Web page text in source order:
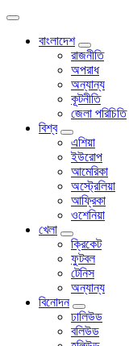
বাংলাদেশ
রাজনীতি
অপরাধ
অন্যান্য
কূটনীতি
জেলা পরিচিতি
বিশ্ব
এশিয়া
ইউরোপ
আমেরিকা
অস্ট্রেলিয়া
আফ্রিকা
ওশেনিয়া
খেলা
ক্রিকেট
ফুটবল
টেনিস
অন্যান্য
বিনোদন
ঢালিউড
বলিউড